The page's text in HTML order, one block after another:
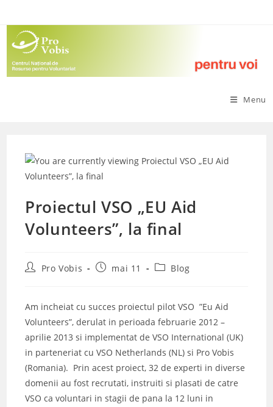
to
content
Menu
Proiectul VSO „EU Aid
Volunteers”, la final
PostPro Vobis
Postmai 11
PostBlog
Am incheiat cu succes proiectul pilot VSO ”Eu Aid
Volunteers”, derulat in perioada februarie 2012 –
aprilie 2013 si implementat de VSO International (UK)
in parteneriat cu VSO Netherlands (NL) si Pro Vobis
(Romania). Prin acest proiect, 32 de experti in diverse
domenii au fost recrutati, instruiti si plasati de catre
VSO ca voluntari in stagii de pana la 12 luni in